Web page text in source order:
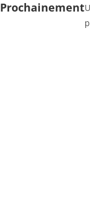
Prochainement